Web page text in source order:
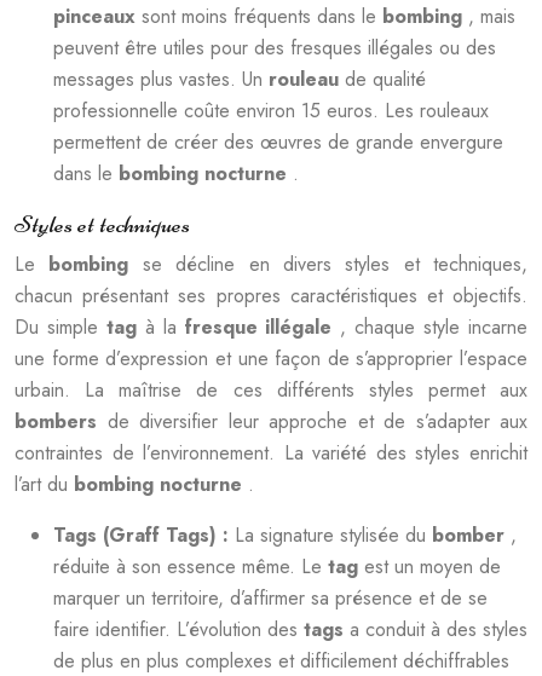
pinceaux sont moins fréquents dans le bombing , mais
peuvent être utiles pour des fresques illégales ou des
messages plus vastes. Un rouleau de qualité
professionnelle coûte environ 15 euros. Les rouleaux
permettent de créer des œuvres de grande envergure
dans le bombing nocturne .
Styles et techniques
Le bombing se décline en divers styles et techniques,
chacun présentant ses propres caractéristiques et objectifs.
Du simple tag à la fresque illégale , chaque style incarne
une forme d’expression et une façon de s’approprier l’espace
urbain. La maîtrise de ces différents styles permet aux
bombers de diversifier leur approche et de s’adapter aux
contraintes de l’environnement. La variété des styles enrichit
l’art du bombing nocturne .
Tags (Graff Tags) : La signature stylisée du bomber ,
réduite à son essence même. Le tag est un moyen de
marquer un territoire, d’affirmer sa présence et de se
faire identifier. L’évolution des tags a conduit à des styles
de plus en plus complexes et difficilement déchiffrables